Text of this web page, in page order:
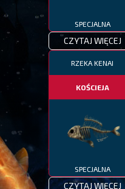
SPECJALNA
CZYTAJ WIĘCEJ
RZEKA KENAI
KOŚCIEJA
SPECJALNA
CZYTAJ WIĘCEJ